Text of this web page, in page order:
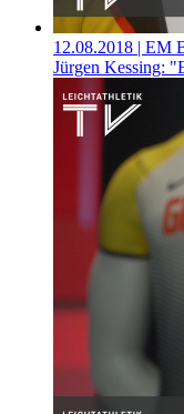
12.08.2018 | EM
Jürgen Kessing: